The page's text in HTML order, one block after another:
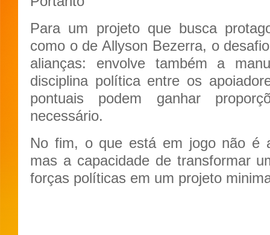
Para um projeto que busca
como o de Allyson Bezerra, o
alianças: envolve também a
disciplina política entre os
pontuais podem ganhar
necessário.
No fim, o que está em jogo não é
mas a capacidade de transformar
forças políticas em um projeto